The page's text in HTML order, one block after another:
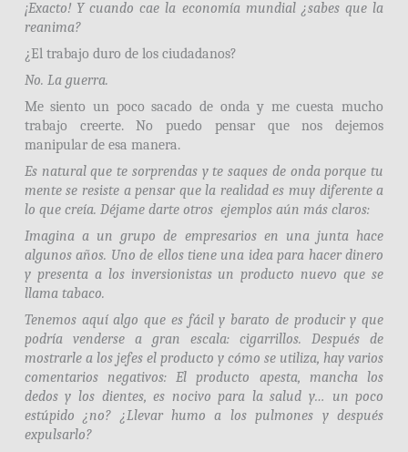
¡Exacto! Y cuando cae la economía mundial ¿sabes que la
reanima?
¿El trabajo duro de los ciudadanos?
No. La guerra.
Me siento un poco sacado de onda y me cuesta mucho
trabajo creerte. No puedo pensar que nos dejemos
manipular de esa manera.
Es natural que te sorprendas y te saques de onda porque tu
mente se resiste a pensar que la realidad es muy diferente a
lo que creía. Déjame darte otros ejemplos aún más claros:
Imagina a un grupo de empresarios en una junta hace
algunos años. Uno de ellos tiene una idea para hacer dinero
y presenta a los inversionistas un producto nuevo que se
llama tabaco.
Tenemos aquí algo que es fácil y barato de producir y que
podría venderse a gran escala: cigarrillos. Después de
mostrarle a los jefes el producto y cómo se utiliza, hay varios
comentarios negativos: El producto apesta, mancha los
dedos y los dientes, es nocivo para la salud y… un poco
estúpido ¿no? ¿Llevar humo a los pulmones y después
expulsarlo?